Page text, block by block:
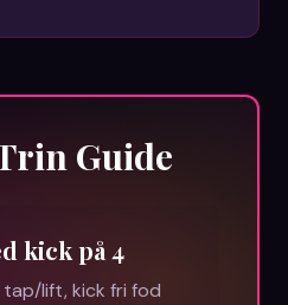
Guide
kick på 4
lift, kick fri fod